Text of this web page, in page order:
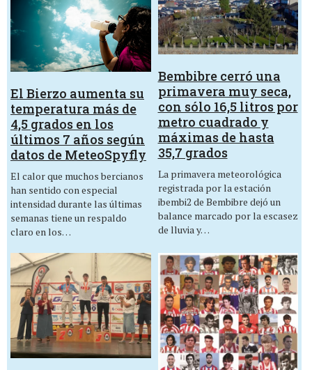
El Bierzo aumenta su
temperatura más de
4,5 grados en los
últimos 7 años según
datos de MeteoSpyfly
El calor que muchos bercianos
han sentido con especial
intensidad durante las últimas
semanas tiene un respaldo
claro en los…
Bembibre cerró una
primavera muy seca,
con sólo 16,5 litros por
metro cuadrado y
máximas de hasta
35,7 grados
La primavera meteorológica
registrada por la estación
ibembi2 de Bembibre dejó un
balance marcado por la escasez
de lluvia y…